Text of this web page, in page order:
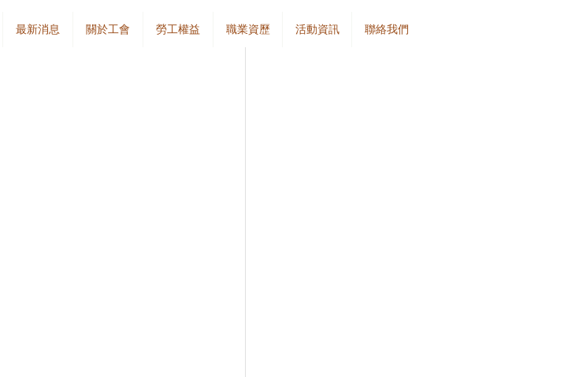
最新消息 關於工會 勞工權益 職業資歷 活動資訊 聯絡我們